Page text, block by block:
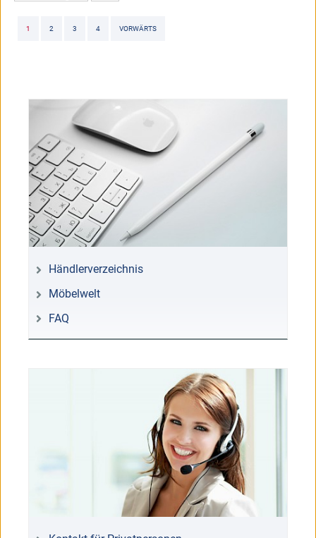
1 2 3 4 VORWÄRTS
Händlerverzeichnis
Möbelwelt
FAQ